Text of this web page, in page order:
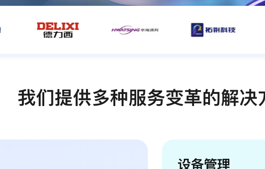
我们提供多种服务变革的解决
设备管理